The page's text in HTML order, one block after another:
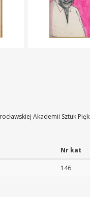
Akademii Sztuk
Nr kat
146